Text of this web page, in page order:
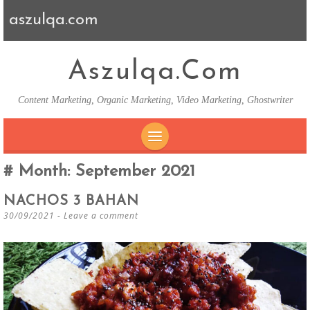
aszulqa.com
Aszulqa.com
Content Marketing, Organic Marketing, Video Marketing, Ghostwriter
SKIP TO CONTENT
Month: September 2021
NACHOS 3 BAHAN
30/09/2021 Leave a comment